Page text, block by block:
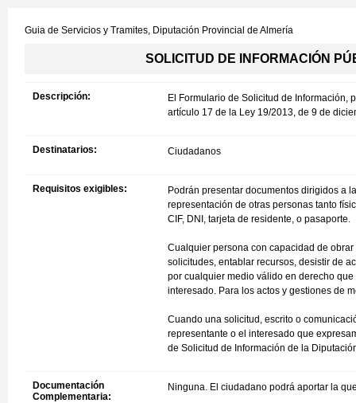
Guia de Servicios y Tramites, Diputación Provincial de Almería
SOLICITUD DE INFORMACIÓN
Descripción:
El Formulario de Solicitud de Información,
artículo 17 de la Ley 19/2013, de 9 de
Destinatarios: Ciudadanos
Requisitos exigibles:
Podrán presentar documentos dirigidos a
representación de otras personas tanto
CIF, DNI, tarjeta de residente, o pasaporte.
Cualquier persona con capacidad de
solicitudes, entablar recursos, desistir de
por cualquier medio válido en derecho
interesado. Para los actos y gestiones de
Cuando una solicitud, escrito o
representante o el interesado que
de Solicitud de Información de la
Documentación
Complementaria:
Ninguna. El ciudadano podrá aportar la